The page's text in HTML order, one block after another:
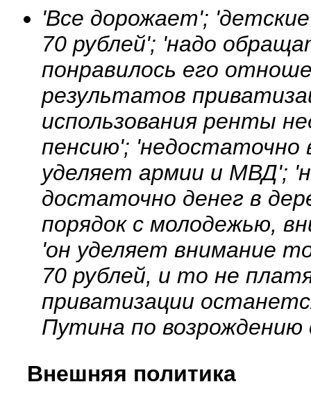
'Все дорожает';
70 рублей'; 'надо
понравилось его
результатов
использования ренты
пенсию'; 'недостаточно
уделяет армии и МВД';
достаточно денег в
порядок с молодежью,
'он уделяет внимание
70 рублей, и то не
приватизации
Путина по
Внешняя политика